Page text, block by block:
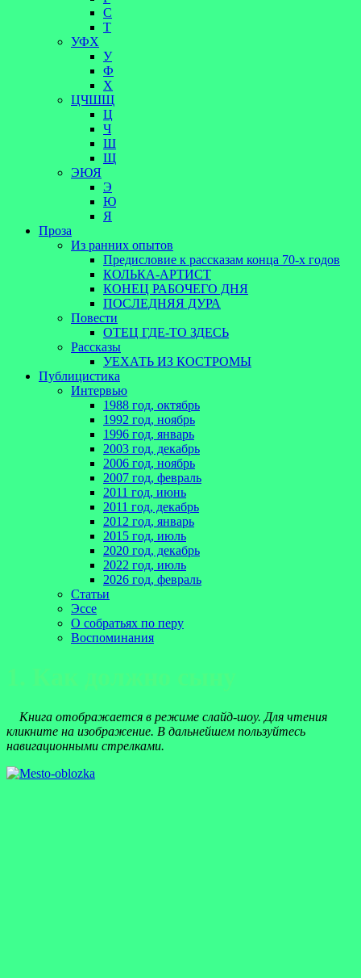
С
Т
УФХ
У
Ф
Х
ЦЧШЩ
Ц
Ч
Ш
Щ
ЭЮЯ
Э
Ю
Я
Проза
Из ранних опытов
Предисловие к рассказам конца 70-х годов
КОЛЬКА-АРТИСТ
КОНЕЦ РАБОЧЕГО ДНЯ
ПОСЛЕДНЯЯ ДУРА
Повести
ОТЕЦ ГДЕ-ТО ЗДЕСЬ
Рассказы
УЕХАТЬ ИЗ КОСТРОМЫ
Публицистика
Интервью
1988 год, октябрь
1992 год, ноябрь
1996 год, январь
2003 год, декабрь
2006 год, ноябрь
2007 год, февраль
2011 год, июнь
2011 год, декабрь
2012 год, январь
2015 год, июль
2020 год, декабрь
2022 год, июль
2026 год, февраль
Статьи
Эссе
О собратьях по перу
Воспоминания
Книга отображается в режиме слайд-шоу. Для чтения
кликните на изображение. В дальнейшем пользуйтесь
навигационными стрелками.